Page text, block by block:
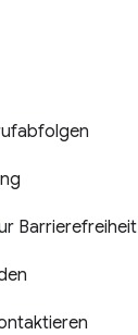
Barrierefreiheit